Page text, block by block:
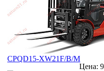
CPQD15-XW21F/B/M
Цена: